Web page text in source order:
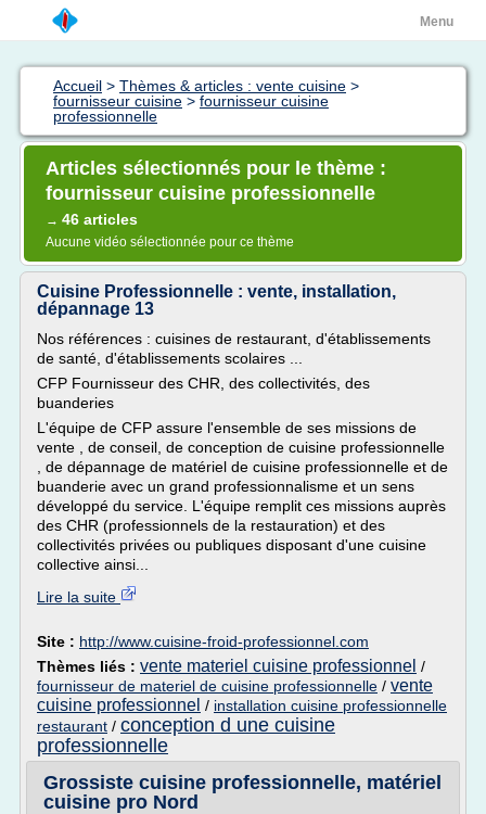
Menu
Accueil > Thèmes & articles : vente cuisine >
fournisseur cuisine > fournisseur cuisine
professionnelle
Articles sélectionnés pour le thème :
fournisseur cuisine professionnelle
→ 46 articles
Aucune vidéo sélectionnée pour ce thème
Cuisine Professionnelle : vente, installation,
dépannage 13
Nos références : cuisines de restaurant, d'établissements
de santé, d'établissements scolaires ...
CFP Fournisseur des CHR, des collectivités, des
buanderies
L'équipe de CFP assure l'ensemble de ses missions de
vente , de conseil, de conception de cuisine professionnelle
, de dépannage de matériel de cuisine professionnelle et de
buanderie avec un grand professionnalisme et un sens
développé du service. L'équipe remplit ces missions auprès
des CHR (professionnels de la restauration) et des
collectivités privées ou publiques disposant d'une cuisine
collective ainsi...
Lire la suite
Site : http://www.cuisine-froid-professionnel.com
Thèmes liés : vente materiel cuisine professionnel /
fournisseur de materiel de cuisine professionnelle / vente
cuisine professionnel / installation cuisine professionnelle
restaurant / conception d une cuisine
professionnelle
Grossiste cuisine professionnelle, matériel
cuisine pro Nord